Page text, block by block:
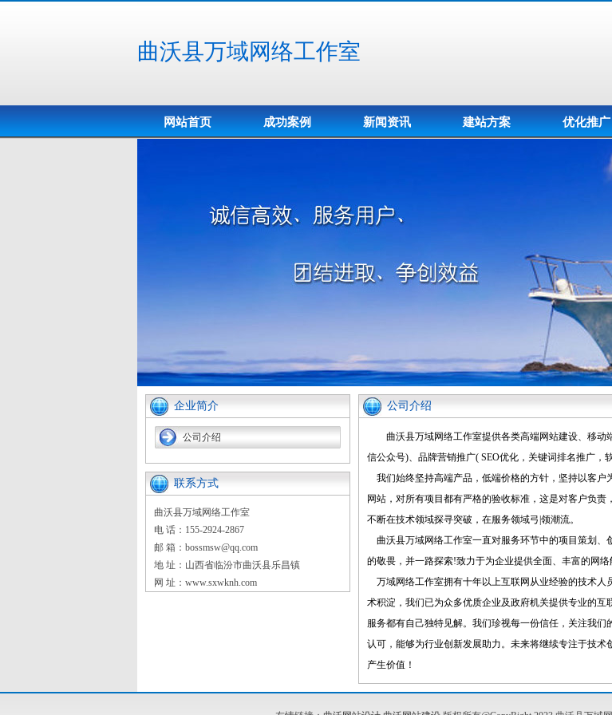
曲沃县万域网络工作室
网站首页 成功案例 新闻资讯 建站方案 优化推广
企业简介
公司介绍
联系方式
曲沃县万域网络工作室
电 话：155-2924-2867
邮 箱：bossmsw@qq.com
地 址：山西省临汾市曲沃县乐昌镇
网 址：www.sxwknh.com
公司介绍
曲沃县万域网络工作室提供各类高端网站建设、移动
信公众号)、品牌营销推广( SEO优化，关键词排名推广，
我们始终坚持高端产品，低端价格的方针，坚持以客户
网站，对所有项目都有严格的验收标准，这是对客户负
不断在技术领域探寻突破，在服务领域弓|领潮流。
曲沃县万域网络工作室一直对服务环节中的项目策划、
的敬畏，并一路探索!致力于为企业提供全面、丰富的网络
万域网络工作室拥有十年以上互联网从业经验的技术人
术积淀，我们已为众多优质企业及政府机关提供专业的互
服务都有自己独特见解。我们珍视每一份信任，关注我
认可，能够为行业创新发展助力。未来将继续专注于技
产生价值！